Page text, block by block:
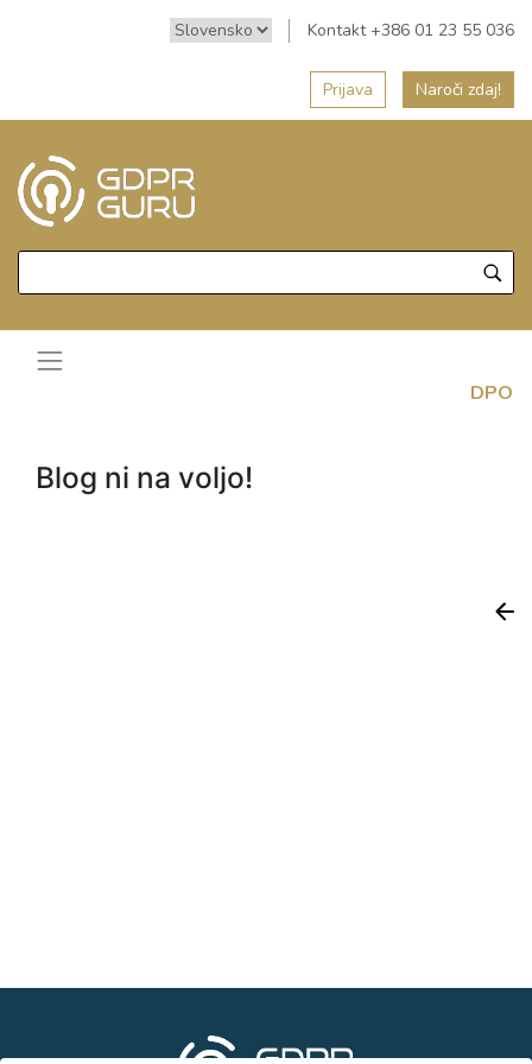
Kontakt +386 01 23 55 036
Prijava Naroči zdaj!
DPO
Blog ni na voljo!